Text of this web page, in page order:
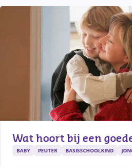
Wat hoort bij een
BABY PEUTER BASISSCHOOLKIND